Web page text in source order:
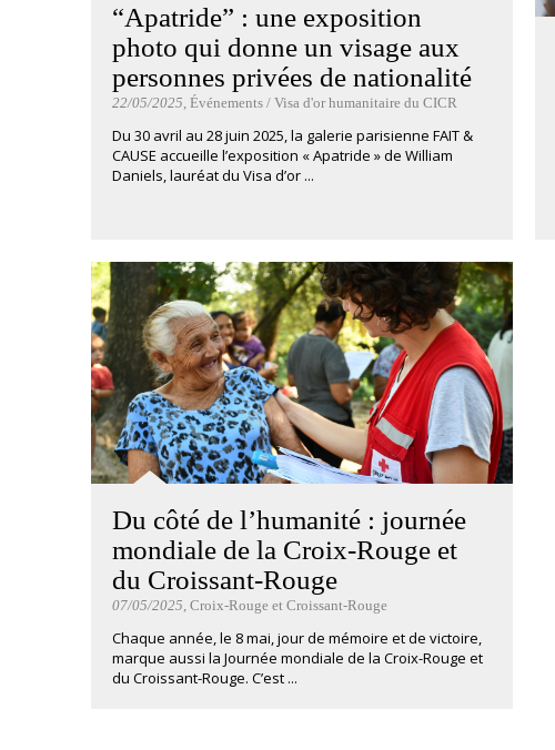
“Apatride” : une exposition
photo qui donne un visage aux
personnes privées de nationalité
22/05/2025 , Événements / Visa d'or humanitaire du CICR
Du 30 avril au 28 juin 2025, la galerie parisienne FAIT &
CAUSE accueille l’exposition « Apatride » de William
Daniels, lauréat du Visa d’or ...
Du côté de l’humanité : journée
mondiale de la Croix-Rouge et
du Croissant-Rouge
07/05/2025 , Croix-Rouge et Croissant-Rouge
Chaque année, le 8 mai, jour de mémoire et de victoire,
marque aussi la Journée mondiale de la Croix-Rouge et
du Croissant-Rouge. C’est ...